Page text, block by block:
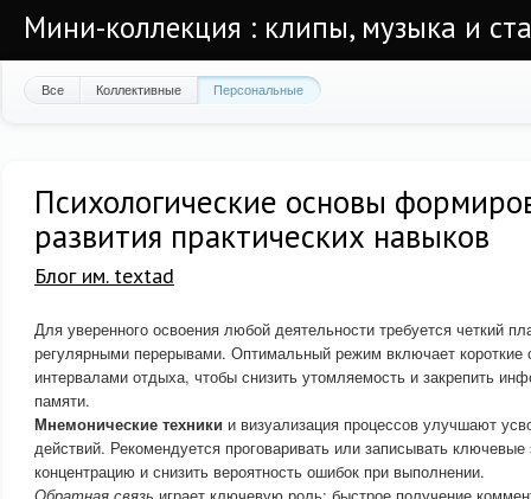
Мини-коллекция : клипы, музыка и
Все Коллективные Персональные
Психологические основы
развития практических навыков
Блог им. textad
Для уверенного освоения любой деятельности требуется четкий
регулярными перерывами. Оптимальный режим включает короткие
интервалами отдыха, чтобы снизить утомляемость и закрепить
памяти.
Мнемонические техники и визуализация процессов улучшают
действий. Рекомендуется проговаривать или записывать
концентрацию и снизить вероятность ошибок при выполнении.